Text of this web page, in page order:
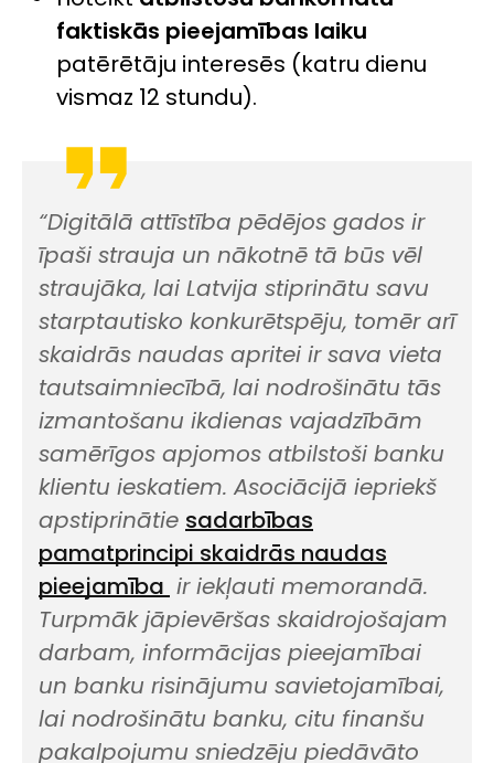
faktiskās pieejamības laiku
patērētāju interesēs (katru dienu
vismaz 12 stundu).
“Digitālā attīstība pēdējos gados ir
īpaši strauja un nākotnē tā būs vēl
straujāka, lai Latvija stiprinātu savu
starptautisko konkurētspēju, tomēr arī
skaidrās naudas apritei ir sava vieta
tautsaimniecībā, lai nodrošinātu tās
izmantošanu ikdienas vajadzībām
samērīgos apjomos atbilstoši banku
klientu ieskatiem. Asociācijā iepriekš
apstiprinātie sadarbības
pamatprincipi skaidrās naudas
pieejamība ir iekļauti memorandā.
Turpmāk jāpievēršas skaidrojošajam
darbam, informācijas pieejamībai
un banku risinājumu savietojamībai,
lai nodrošinātu banku, citu finanšu
pakalpojumu sniedzēju piedāvāto